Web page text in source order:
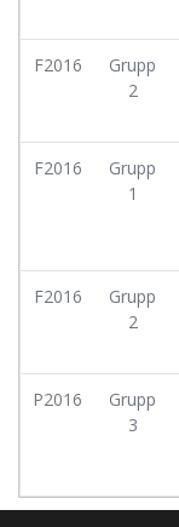
F2016
Grupp
2
F2016
Grupp
1
F2016
Grupp
2
P2016
Grupp
3